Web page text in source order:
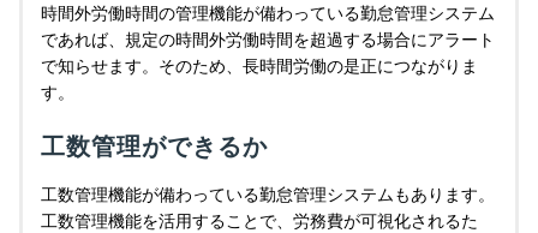
時間外労働時間の管理機能が備わっている勤怠管理システム
であれば、規定の時間外労働時間を超過する場合にアラート
で知らせます。そのため、長時間労働の是正につながりま
す。
工数管理ができるか
工数管理機能が備わっている勤怠管理システムもあります。
工数管理機能を活用することで、労務費が可視化されるた